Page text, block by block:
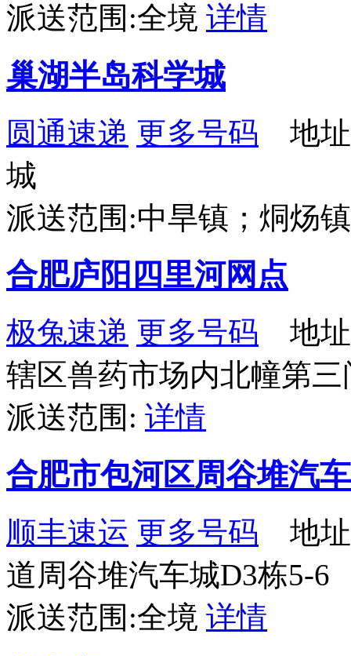
派送范围:全境 详情
巢湖半岛科学城
圆通速递 更多号码 地址
城
派送范围:中旱镇；烔炀
合肥庐阳四里河网点
极兔速递 更多号码 地址
辖区兽药市场内北幢第三
派送范围: 详情
合肥市包河区周谷堆汽
顺丰速运 更多号码 地址
道周谷堆汽车城D3栋5-6
派送范围:全境 详情